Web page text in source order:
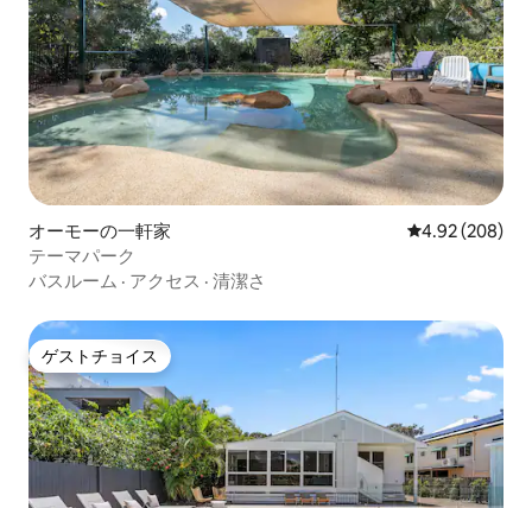
オーモーの一軒家 レビュー208
4.92 (208)
テーマパーク
バスルーム · アクセス · 清潔さ
ゲストチョイス
ゲストチョイス